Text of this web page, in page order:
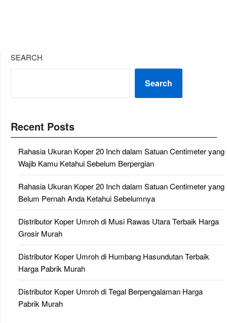
SEARCH
Search
Recent Posts
Rahasia Ukuran Koper 20 Inch dalam Satuan Centimeter yang
Wajib Kamu Ketahui Sebelum Berpergian
Rahasia Ukuran Koper 20 Inch dalam Satuan Centimeter yang
Belum Pernah Anda Ketahui Sebelumnya
Distributor Koper Umroh di Musi Rawas Utara Terbaik Harga
Grosir Murah
Distributor Koper Umroh di Humbang Hasundutan Terbaik
Harga Pabrik Murah
Distributor Koper Umroh di Tegal Berpengalaman Harga
Pabrik Murah